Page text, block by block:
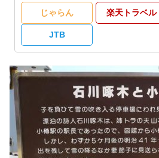
じゃらん 楽天トラベル
JTB